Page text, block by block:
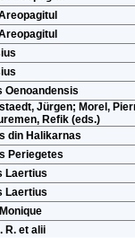
Oenoandensis
Jürgen; Morel,
Refik (eds.)
din Halikarnas
Periegetes
Laertius
Laertius
R. et alii